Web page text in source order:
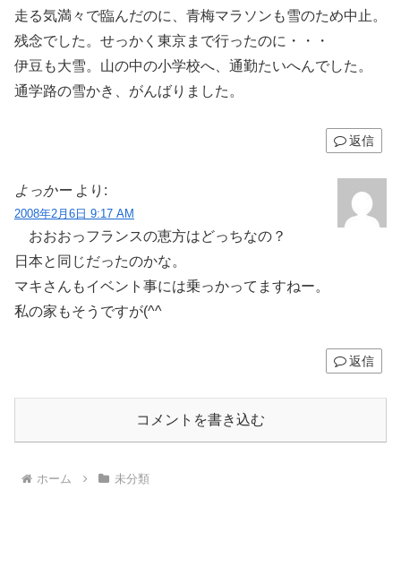
走る気満々で臨んだのに、青梅マラソンも雪のため中止。
残念でした。せっかく東京まで行ったのに・・・
伊豆も大雪。山の中の小学校へ、通勤たいへんでした。
通学路の雪かき、がんばりました。
返信
よっかー より:
2008年2月6日 9:17 AM
おおおっフランスの恵方はどっちなの？
日本と同じだったのかな。
マキさんもイベント事には乗っかってますねー。
私の家もそうですが(^^ゞ
返信
コメントを書き込む
ホーム 未分類